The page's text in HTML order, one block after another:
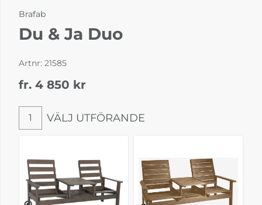
Brafab
Du & Ja Duo
Artnr: 21585
fr. 4 850 kr
Välj utförande
1 VÄLJ UTFÖRANDE